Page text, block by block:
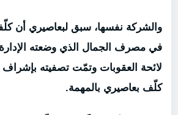
والشركة نفسها، سبق لبعاصيري أن
في مصرف الجمال الذي وضعته الإدارة
لائحة العقوبات وتمّت تصفيته
كلّف بعاصيري بالمهمة.